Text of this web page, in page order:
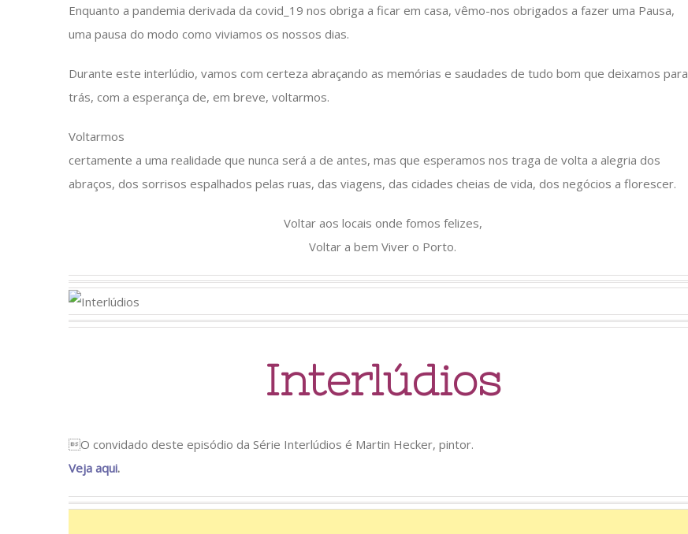
Enquanto a pandemia derivada da covid_19 nos obriga a ficar em casa, vêmo-nos obrigados a fazer uma Pausa,
uma pausa do modo como viviamos os nossos dias.
Durante este interlúdio, vamos com certeza abraçando as memórias e saudades de tudo bom que deixamos para
trás, com a esperança de, em breve, voltarmos.
Voltarmos
certamente a uma realidade que nunca será a de antes, mas que esperamos nos traga de volta a alegria dos
abraços, dos sorrisos espalhados pelas ruas, das viagens, das cidades cheias de vida, dos negócios a florescer.
Voltar aos locais onde fomos felizes,
Voltar a bem Viver o Porto.
Interlúdios
O convidado deste episódio da Série Interlúdios é Martin Hecker, pintor.
Veja aqui.